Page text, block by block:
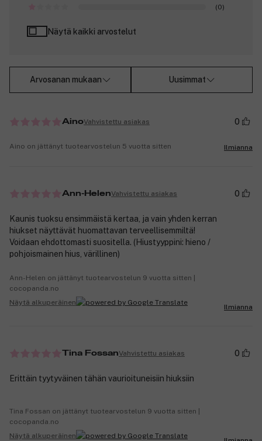
(0)
Näytä kaikki arvostelut
Arvosanan mukaan Uusimmat
AinoVahvistettu asiakas 0
Aino on jättänyt tuotearvostelun 5 vuotta sitten Ilmianna
Ann-HelenVahvistettu asiakas 0
Kaunis tuoksu ensimmäistä kertaa, ja vain yhden kerran
hiukset näyttävät huomattavan terveellisemmiltä!
Voidaan ehdottomasti suositella. (Hiustyyppini: hieno /
pohjoismainen hius, värillinen)
Ann-Helen on jättänyt tuotearvostelun 9 vuotta sitten |
cocopanda.no
Näytä alkuperäinen
Ilmianna
Tina FossanVahvistettu asiakas 0
Erittäin tyytyväinen tähän vaurioituneisiin hiuksiin
Tina Fossan on jättänyt tuotearvostelun 9 vuotta sitten |
cocopanda.no
Näytä alkuperäinen